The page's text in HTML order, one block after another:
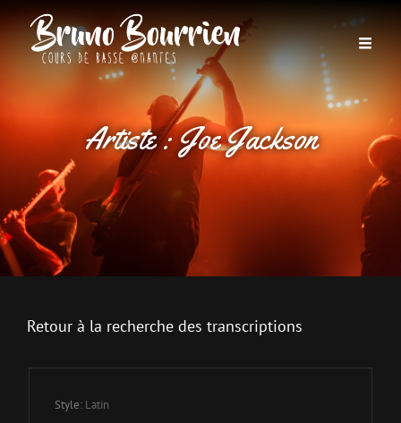
Artiste :Joe Jackson
Retour à la recherche des transcriptions
Style: Latin